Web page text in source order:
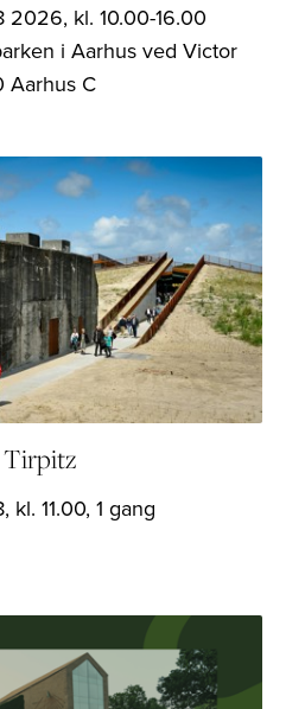
2026, kl. 10.00-16.00
i Aarhus ved Victor
Aarhus C
Tirpitz
kl. 11.00, 1 gang